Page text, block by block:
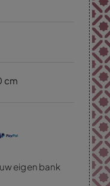
cm
eigen bank